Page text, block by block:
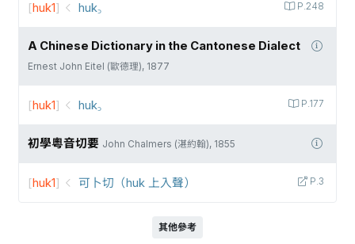
P.248
[huk1] huk꜆
A Chinese Dictionary in the Cantonese Dialect
Ernest John Eitel (歐德理), 1877
P.177
[huk1] huk꜆
初學粵音切要 John Chalmers (湛約翰), 1855
P.3
[huk1] 可卜切（huk 上入聲）
其他參考